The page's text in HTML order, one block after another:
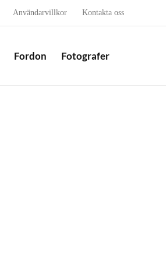
Användarvillkor Kontakta oss
Fordon Fotografer